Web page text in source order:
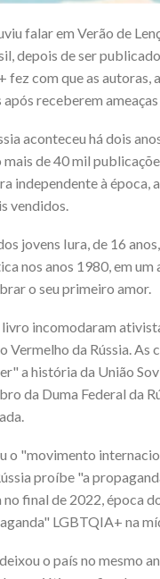
falar em Verão de
depois de ser
fez com que as
receberem
aconteceu há dois
de 40 mil
independente à época,
vendidos.
jovens Iura, de 16
nos anos 1980, em
o seu primeiro amor.
incomodaram
Vermelho da Rússia.
a história da União
da Duma Federal da
o "movimento
proíbe "a
final de 2022, época
LGBTQIA+ na
o país no mesmo